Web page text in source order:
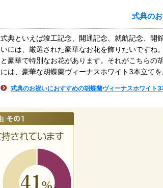
式典の
式典といえば竣工記念、開通記念、就航記念、開
いには、厳選された豪華なお花を飾りたいですね
と豪華で特別なお花があります。それがこちら
には、豪華な胡蝶蘭ヴィーナスホワイト3本立てを
式典のお祝いにおすすめの胡蝶蘭ヴィーナスホワイト